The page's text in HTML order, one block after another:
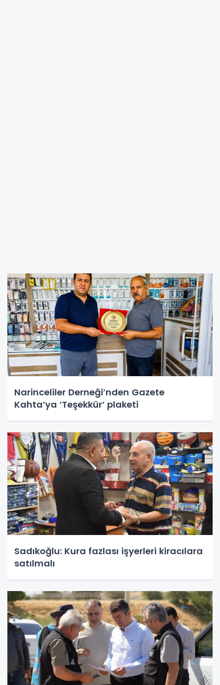
Narinceliler Derneği’nden Gazete
Kahta’ya ‘Teşekkür’ plaketi
Sadıkoğlu: Kura fazlası işyerleri kiracılara
satılmalı